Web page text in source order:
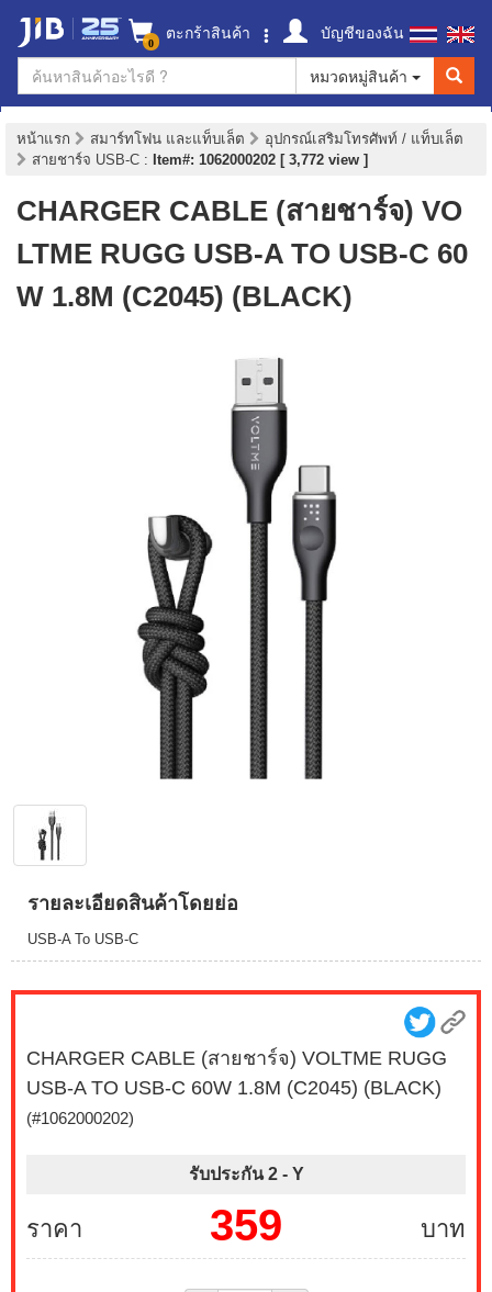
0 ตะกร้าสินค้า
บัญชีของฉัน
หมวดหมู่สินค้า
หน้าแรก สมาร์ทโฟน และแท็บเล็ต
อุปกรณ์เสริมโทรศัพท์ / แท็บเล็ต
สายชาร์จ USB-C : Item#: 1062000202 [ 3,772 view ]
CHARGER CABLE (สายชาร์จ) VO
LTME RUGG USB-A TO USB-C 60
W 1.8M (C2045) (BLACK)
รายละเอียดสินค้าโดยย่อ
USB-A To USB-C
CHARGER CABLE (สายชาร์จ) VOLTME RUGG
USB-A TO USB-C 60W 1.8M (C2045) (BLACK)
(#1062000202)
รับประกัน 2 - Y
ราคา บาท
359